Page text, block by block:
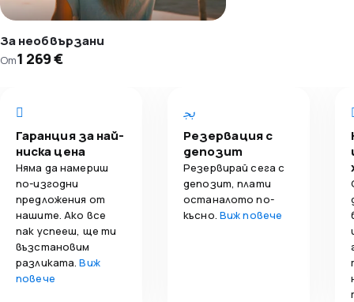
За необвързани
От1 269 €
Гаранция за най-
ниска цена
Няма да намериш
по-изгодни
предложения от
нашите. Ако все
пак успееш, ще ти
възстановим
разликата.Виж
повече
Резервация с
депозит
Резервирай сега с
депозит, плати
останалото по-
късно. Виж повече